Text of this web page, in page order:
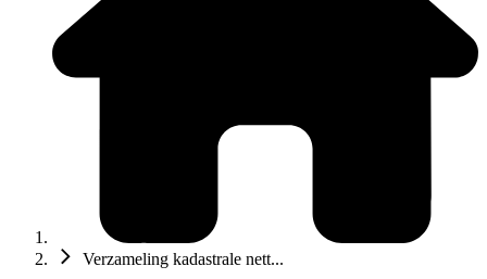
Verzameling kadastrale nett...